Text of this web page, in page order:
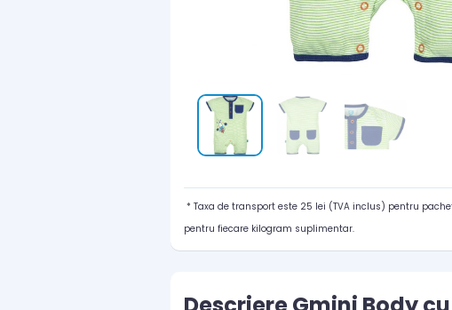
* Taxa de transport este 25 lei (TVA inclus) pentru
pentru fiecare kilogram suplimentar.